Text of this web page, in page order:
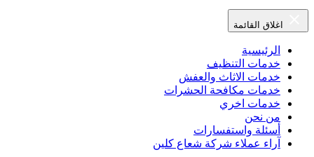
اغلاق القائمة
الرئيسية
خدمات التنظيف
خدمات الاثاث والعفش
خدمات مكافحة الحشرات
خدمات اخري
من نحن
أسئلة واستفسارات
آراء عملاء شركة شعاع كلين